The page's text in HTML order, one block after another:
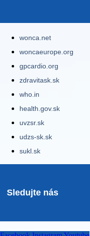
wonca.net
woncaeurope.org
gpcardio.org
zdravitask.sk
who.in
health.gov.sk
uvzsr.sk
udzs-sk.sk
sukl.sk
Sledujte nás